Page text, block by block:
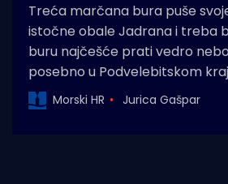
Treća marčana bura puše
istočne obale Jadrana i treba
buru najčešće prati vedro
posebno u Podvelebitskom
Morski HR Jurica Gašpar